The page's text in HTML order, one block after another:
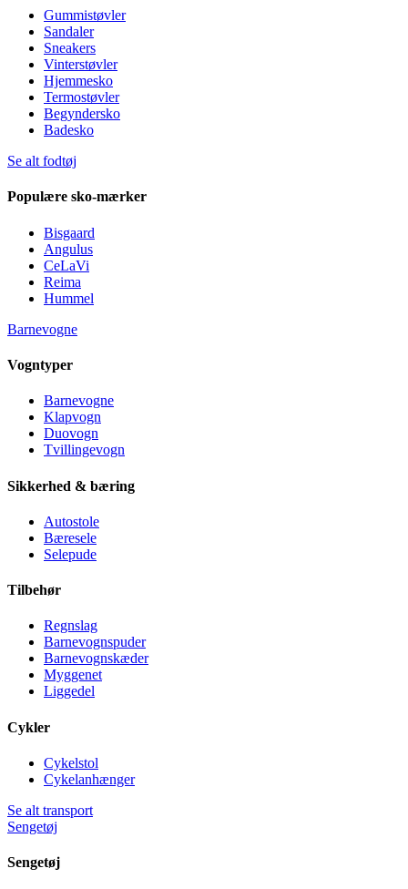
Gummistøvler
Sandaler
Sneakers
Vinterstøvler
Hjemmesko
Termostøvler
Begyndersko
Badesko
Se alt fodtøj
Populære sko-mærker
Bisgaard
Angulus
CeLaVi
Reima
Hummel
Barnevogne
Vogntyper
Barnevogne
Klapvogn
Duovogn
Tvillingevogn
Sikkerhed & bæring
Autostole
Bæresele
Selepude
Tilbehør
Regnslag
Barnevognspuder
Barnevognskæder
Myggenet
Liggedel
Cykler
Cykelstol
Cykelanhænger
Se alt transport
Sengetøj
Sengetøj